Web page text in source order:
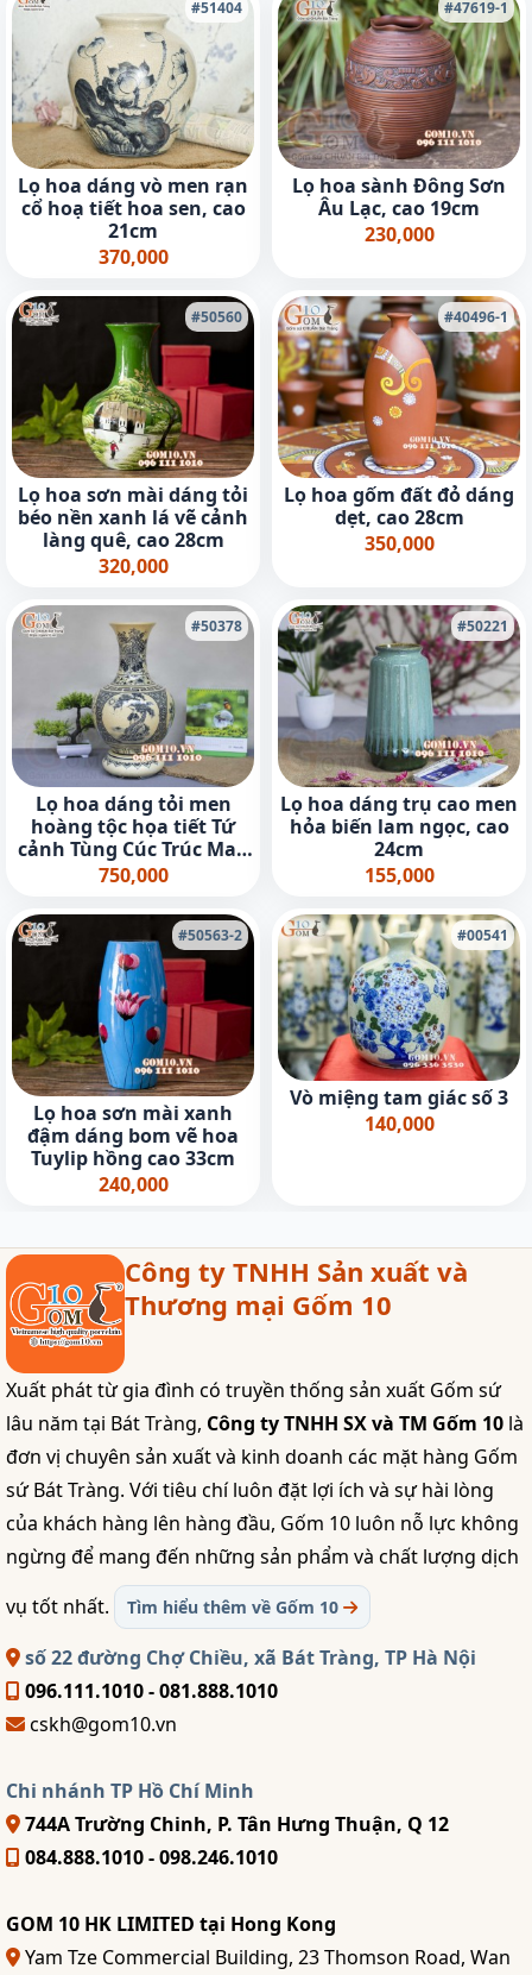
#51404
Lọ hoa dáng vò men rạn
cổ hoạ tiết hoa sen, cao
21cm
370,000
#47619-1
Lọ hoa sành Đông Sơn
Âu Lạc, cao 19cm
230,000
#50560
Lọ hoa sơn mài dáng tỏi
béo nền xanh lá vẽ cảnh
làng quê, cao 28cm
320,000
#40496-1
Lọ hoa gốm đất đỏ dáng
dẹt, cao 28cm
350,000
#50378
Lọ hoa dáng tỏi men
hoàng tộc họa tiết Tứ
cảnh Tùng Cúc Trúc Mai,
cao 42cm (cả đế)
750,000
#50221
Lọ hoa dáng trụ cao men
hỏa biến lam ngọc, cao
24cm
155,000
#50563-2
Lọ hoa sơn mài xanh
đậm dáng bom vẽ hoa
Tuylip hồng cao 33cm
240,000
#00541
Vò miệng tam giác số 3
140,000
Công ty TNHH Sản xuất và
Thương mại Gốm 10
Xuất phát từ gia đình có truyền thống sản xuất Gốm sứ
lâu năm tại Bát Tràng, Công ty TNHH SX và TM Gốm 10 là
đơn vị chuyên sản xuất và kinh doanh các mặt hàng Gốm
sứ Bát Tràng. Với tiêu chí luôn đặt lợi ích và sự hài lòng
của khách hàng lên hàng đầu, Gốm 10 luôn nỗ lực không
ngừng để mang đến những sản phẩm và chất lượng dịch
vụ tốt nhất.
Tìm hiểu thêm về Gốm 10
số 22 đường Chợ Chiều, xã Bát Tràng, TP Hà Nội
096.111.1010 - 081.888.1010
cskh@gom10.vn
Chi nhánh TP Hồ Chí Minh
744A Trường Chinh, P. Tân Hưng Thuận, Q 12
084.888.1010 - 098.246.1010
GOM 10 HK LIMITED tại Hong Kong
Yam Tze Commercial Building, 23 Thomson Road, Wan